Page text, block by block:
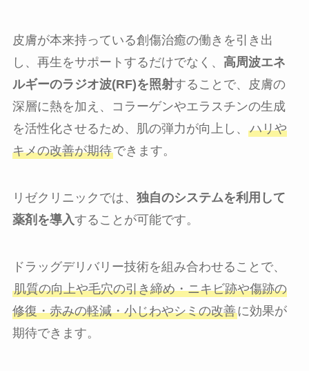
皮膚が本来持っている創傷治癒の働きを引き出
し、再生をサポートするだけでなく、 高周波エネ
ルギーのラジオ波(RF)を照射することで、皮膚の
深層に熱を加え、コラーゲンやエラスチンの生成
を活性化させるため、肌の弾力が向上し、 ハリや
キメの改善が期待できます。
リゼクリニックでは、 独自のシステムを利用して
薬剤を導入することが可能です。
ドラッグデリバリー技術を組み合わせることで、
肌質の向上や毛穴の引き締め・ニキビ跡や傷跡の
修復・赤みの軽減・小じわやシミの改善に効果が
期待できます。